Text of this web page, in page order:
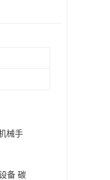
械手
备 碳